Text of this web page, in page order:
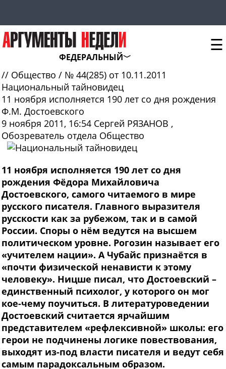
ФЕДЕРАЛЬНЫЙ
☰
// Общество / № 44(285) от 10.11.2011
Национальный тайновидец
11 ноября исполняется 190 лет со дня рождения
Ф.М. Достоевского
9 ноября 2011, 16:54 Сергей РЯЗАНОВ ,
Обозреватель отдела Общество
11 ноября исполняется 190 лет со дня
рождения Фёдора Михайловича
Достоевского, самого читаемого в мире
русского писателя. Главного выразителя
русскости как за рубежом, так и в самой
России. Споры о нём ведутся на высшем
политическом уровне. Рогозин называет его
«учителем нации». А Чубайс признаётся в
«почти физической ненависти к этому
человеку». Ницше писал, что Достоевский –
единственный психолог, у которого он мог
кое-чему поучиться. В литературоведении
Достоевский считается ярчайшим
представителем «рефлексивной» школы: его
герои не подчинены логике повествования,
выходят из-под власти писателя и ведут себя
самым парадоксальным образом.